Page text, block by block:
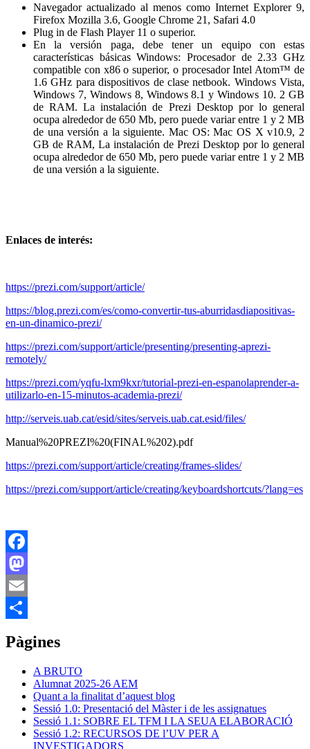
Navegador actualizado al menos como Internet Explorer 9,
Firefox Mozilla 3.6, Google Chrome 21, Safari 4.0
Plug in de Flash Player 11 o superior.
En la versión paga, debe tener un equipo con estas
características básicas Windows: Procesador de 2.33 GHz
compatible con x86 o superior, o procesador Intel Atom™ de
1.6 GHz para dispositivos de clase netbook. Windows Vista,
Windows 7, Windows 8, Windows 8.1 y Windows 10. 2 GB
de RAM. La instalación de Prezi Desktop por lo general
ocupa alrededor de 650 Mb, pero puede variar entre 1 y 2 MB
de una versión a la siguiente. Mac OS: Mac OS X v10.9, 2
GB de RAM, La instalación de Prezi Desktop por lo general
ocupa alrededor de 650 Mb, pero puede variar entre 1 y 2 MB
de una versión a la siguiente.
Enlaces de interés:
https://prezi.com/support/article/
https://blog.prezi.com/es/como-convertir-tus-aburridasdiapositivas-
en-un-dinamico-prezi/
https://prezi.com/support/article/presenting/presenting-aprezi-
remotely/
https://prezi.com/yqfu-lxm9kxr/tutorial-prezi-en-espanolaprender-a-
utilizarlo-en-15-minutos-academia-prezi/
http://serveis.uab.cat/esid/sites/serveis.uab.cat.esid/files/
Manual%20PREZI%20(FINAL%202).pdf
https://prezi.com/support/article/creating/frames-slides/
https://prezi.com/support/article/creating/keyboardshortcuts/?lang=es
Facebook
Mastodon
Email
Pàgines
A BRUTO
Alumnat 2025-26 AEM
Quant a la finalitat d’aquest blog
Sessió 1.0: Presentació del Màster i de les assignatues
Sessió 1.1: SOBRE EL TFM I LA SEUA ELABORACIÓ
Sessió 1.2: RECURSOS DE l’UV PER A
INVESTIGADORS